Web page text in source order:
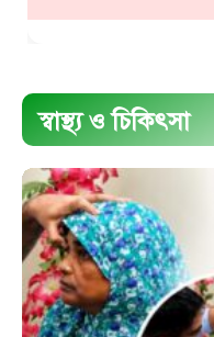
স্বাস্থ্য ও চিকিৎসা